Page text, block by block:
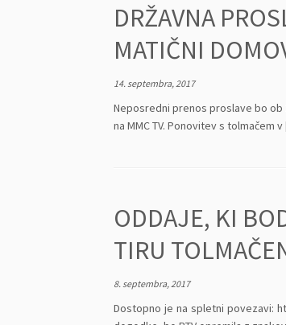
DRŽAVNA
MATIČNI
14. septembra, 2017
Neposredni prenos proslave bo ob
na MMC TV. Ponovitev s tolmačem
ODDAJE, KI
TIRU
8. septembra, 2017
Dostopno je na spletni povezavi: